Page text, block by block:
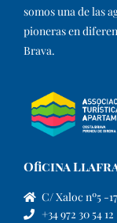
somos una de las
pioneras en
Brava.​
Oficina
C/ Xaloc nº5 -
+34 972 30 54 12